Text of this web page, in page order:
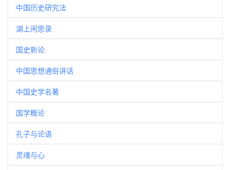
中国历史研究法
湖上闲思录
国史新论
中国思想通俗讲话
中国史学名著
国学概论
孔子与论语
灵魂与心